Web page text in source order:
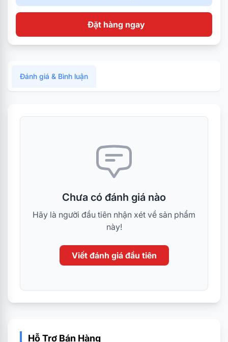
Đặt hàng ngay
Đánh giá & Bình luận
Chưa có đánh giá nào
Hãy là người đầu tiên nhận xét về sản phẩm
này!
Viết đánh giá đầu tiên
Hỗ Trợ Bán Hàng